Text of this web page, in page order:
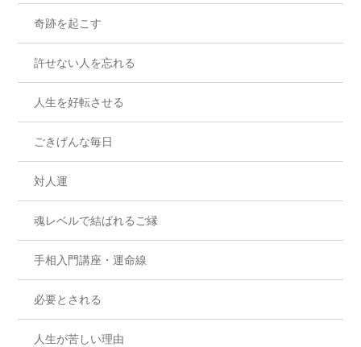
奇跡を起こす
許せない人を忘れる
人生を好転させる
ごきげんな毎日
対人運
魂レベルで結ばれるご縁
手相入門講座・運命線
必要とされる
人生が苦しい理由